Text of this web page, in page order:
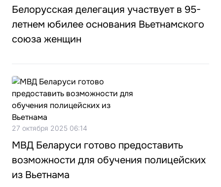
Белорусская делегация участвует в 95-
летнем юбилее основания Вьетнамского
союза женщин
27 октября 2025 06:14
МВД Беларуси готово предоставить
возможности для обучения полицейских
из Вьетнама